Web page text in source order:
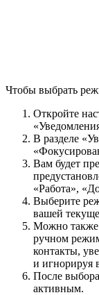
Чтобы выбрать
Откройте
В разделе
Вам будет
«Работа»,
Выберите
вашей
Можно также
ручном
контакты,
и игнорируя
После
активным.